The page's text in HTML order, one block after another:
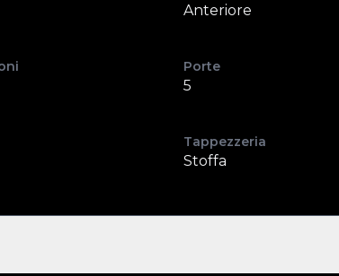
Anteriore
Porte
5
Tappezzeria
Stoffa